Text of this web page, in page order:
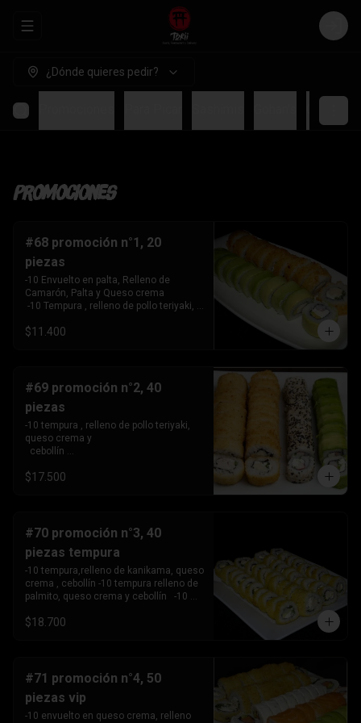
Abrir menu de navegación Login
¿Dónde quieres pedir?
Promociones
#68 promoción n°1, 20
piezas
-10 Envuelto en palta, Relleno de
Camarón, Palta y Queso crema
-10 Tempura , relleno de pollo teriyaki,
$11.400
#69 promoción n°2, 40
piezas
-10 tempura , relleno de pollo teriyaki,
queso crema y
  cebollín
crema y cebollín. -10 envuelto en palta,
kanikama, queso crema
   y cebollín .
$17.500
#70 promoción n°3, 40
piezas tempura
-10 tempura,relleno de kanikama, queso
crema , cebollín -10 tempura relleno de
palmito, queso crema y cebollín   -10
crema y
$18.700
#71 promoción n°4, 50
piezas vip
-10 envuelto en queso crema, relleno